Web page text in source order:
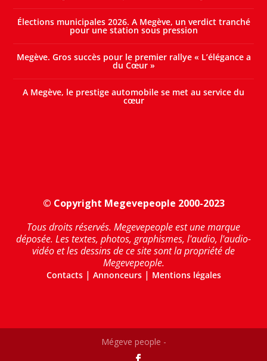
Élections municipales 2026. A Megève, un verdict tranché
pour une station sous pression
Megève. Gros succès pour le premier rallye « L’élégance a
du Cœur »
A Megève, le prestige automobile se met au service du
cœur
© Copyright Megevepeople 2000-2023
Tous droits réservés. Megevepeople est une marque
déposée. Les textes, photos, graphismes, l'audio, l'audio-
vidéo et les dessins de ce site sont la propriété de
Megevepeople.
Contacts| Annonceurs| Mentions légales
Mégeve people -